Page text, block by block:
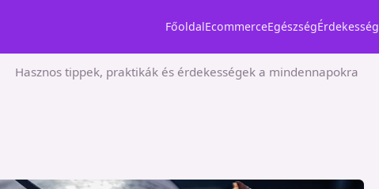
FőoldalEcommerceEgészségÉrdekesség
Hasznos tippek, praktikák és érdekességek a mindennapokra